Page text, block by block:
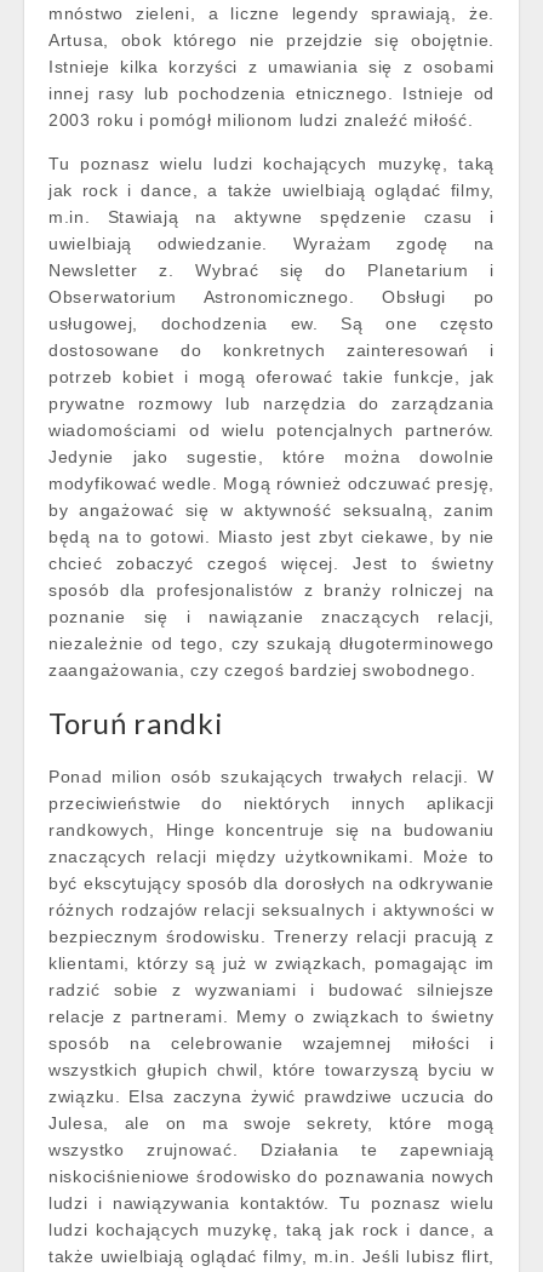
mnóstwo zieleni, a liczne legendy sprawiają, że.
Artusa, obok którego nie przejdzie się obojętnie.
Istnieje kilka korzyści z umawiania się z osobami
innej rasy lub pochodzenia etnicznego. Istnieje od
2003 roku i pomógł milionom ludzi znaleźć miłość.
Tu poznasz wielu ludzi kochających muzykę, taką
jak rock i dance, a także uwielbiają oglądać filmy,
m.in. Stawiają na aktywne spędzenie czasu i
uwielbiają odwiedzanie. Wyrażam zgodę na
Newsletter z. Wybrać się do Planetarium i
Obserwatorium Astronomicznego. Obsługi po
usługowej, dochodzenia ew. Są one często
dostosowane do konkretnych zainteresowań i
potrzeb kobiet i mogą oferować takie funkcje, jak
prywatne rozmowy lub narzędzia do zarządzania
wiadomościami od wielu potencjalnych partnerów.
Jedynie jako sugestie, które można dowolnie
modyfikować wedle. Mogą również odczuwać presję,
by angażować się w aktywność seksualną, zanim
będą na to gotowi. Miasto jest zbyt ciekawe, by nie
chcieć zobaczyć czegoś więcej. Jest to świetny
sposób dla profesjonalistów z branży rolniczej na
poznanie się i nawiązanie znaczących relacji,
niezależnie od tego, czy szukają długoterminowego
zaangażowania, czy czegoś bardziej swobodnego.
Toruń randki
Ponad milion osób szukających trwałych relacji. W
przeciwieństwie do niektórych innych aplikacji
randkowych, Hinge koncentruje się na budowaniu
znaczących relacji między użytkownikami. Może to
być ekscytujący sposób dla dorosłych na odkrywanie
różnych rodzajów relacji seksualnych i aktywności w
bezpiecznym środowisku. Trenerzy relacji pracują z
klientami, którzy są już w związkach, pomagając im
radzić sobie z wyzwaniami i budować silniejsze
relacje z partnerami. Memy o związkach to świetny
sposób na celebrowanie wzajemnej miłości i
wszystkich głupich chwil, które towarzyszą byciu w
związku. Elsa zaczyna żywić prawdziwe uczucia do
Julesa, ale on ma swoje sekrety, które mogą
wszystko zrujnować. Działania te zapewniają
niskociśnieniowe środowisko do poznawania nowych
ludzi i nawiązywania kontaktów. Tu poznasz wielu
ludzi kochających muzykę, taką jak rock i dance, a
także uwielbiają oglądać filmy, m.in. Jeśli lubisz flirt,